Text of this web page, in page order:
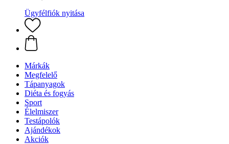
Ügyfélfiók nyitása
Márkák
Megfelelő
Tápanyagok
Diéta és fogyás
Sport
Élelmiszer
Testápolók
Ajándékok
Akciók